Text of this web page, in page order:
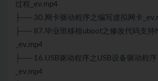
过程_ev.mp4
├── 30.网卡驱动程序之编写虚拟网卡
├── 87.毕业班移植uboot之修改代码支持
_ev.mp4
├── 16.USB驱动程序之USB设备驱动程
_ev.mp4